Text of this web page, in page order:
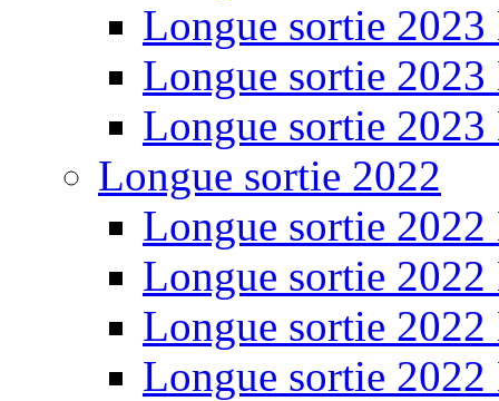
Longue sortie 2023
Longue sortie 2023
Longue sortie 2023
Longue sortie 2022
Longue sortie 2022
Longue sortie 2022
Longue sortie 2022
Longue sortie 2022